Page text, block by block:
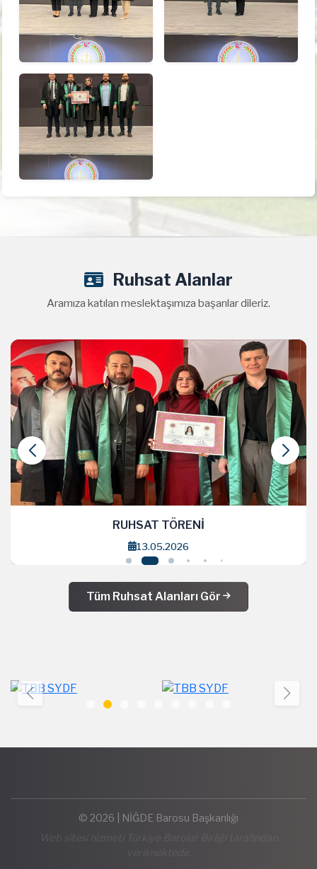
Ruhsat Alanlar
Aramıza katılan meslektaşımıza başarılar dileriz.
RUHSAT TÖRENİ
13.05.2026
Tüm Ruhsat Alanları Gör
© 2026 | NİĞDE Barosu Başkanlığı